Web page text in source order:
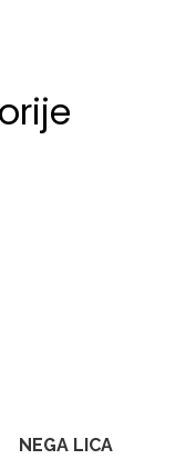
NEGA LICA